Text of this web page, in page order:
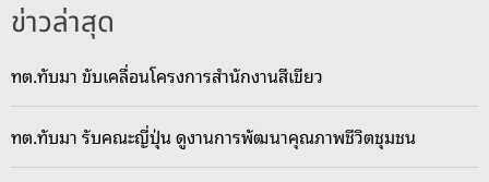
ข่าวล่าสุด
ทต.ทับมา ขับเคลื่อนโครงการสำนักงานสีเขียว
ทต.ทับมา รับคณะญี่ปุ่น ดูงานการพัฒนาคุณภาพชีวิตชุมชน